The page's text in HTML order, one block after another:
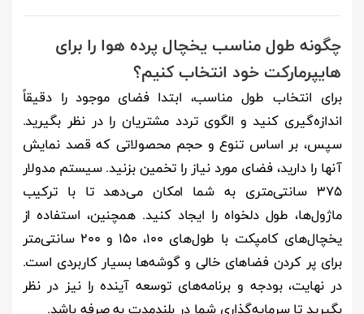
چگونه طول مناسب یخچال پرده هوا را برای
هایپرمارکت خود انتخاب کنیم؟
برای انتخاب طول مناسب، ابتدا فضای موجود را دقیقاً
اندازه‌گیری کنید و الگوی تردد مشتریان را در نظر بگیرید.
سپس، بر اساس تنوع و حجم محصولاتی که قصد نمایش
آنها را دارید، فضای مورد نیاز را تخمین بزنید. سیستم مدولار
۳۷۵ سانتی‌متری به شما امکان می‌دهد تا با ترکیب
ماژول‌ها، طول دلخواه را ایجاد کنید. همچنین، استفاده از
یخچال‌های کامپکت با طول‌های ۱۰۰، ۱۵۰ و ۲۰۰ سانتی‌متر
برای پر کردن فضاهای خالی و گوشه‌ها بسیار کاربردی است.
در نهایت، بودجه و برنامه‌های توسعه آینده را نیز در نظر
بگیرید تا سرمایه‌گذاری شما در بلندمدت به صرفه باشد.